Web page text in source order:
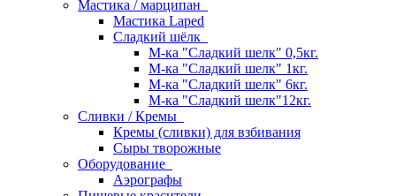
Мастика / марципан
Мастика Laped
Сладкий шёлк
М-ка "Сладкий шелк" 0,5кг.
М-ка "Сладкий шелк" 1кг.
М-ка "Сладкий шелк" 6кг.
М-ка "Сладкий шелк"12кг.
Сливки / Кремы
Кремы (сливки) для взбивания
Сыры творожные
Оборудование
Аэрографы